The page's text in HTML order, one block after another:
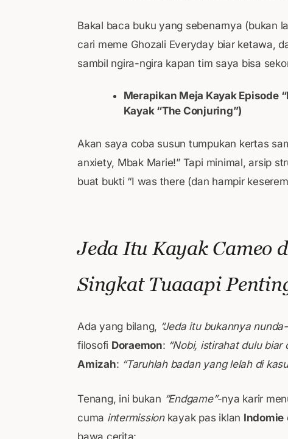
Bakal baca buku yang sebenarnya (bukan
cari meme Ghozali Everyday biar ketawa,
sambil ngira-ngira kapan tim saya bisa
Merapikan Meja Kayak Episode
Kayak “The Conjuring”)
Akan saya coba susun tumpukan kertas
anxiety, Mbak Marie!” Tapi minimal, arsip
buat bukti “I was there (dan hampir
Jeda Itu Kayak Cameo
Singkat Tuaaapi
Ada yang bilang, “Jeda itu bukannya
filosofi Doraemon: “Nobi, istirahat dulu biar
Amizah: “Taruhlah badan yang lelah di
Tenang, ini bukan “Endgame”-nya karir
cuma intermissionkayak pas iklan Indomie
bawa cerita: